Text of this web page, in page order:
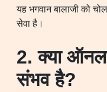
यह भगवान बालाजी को
सेवा है।
2. क्या
संभव है?